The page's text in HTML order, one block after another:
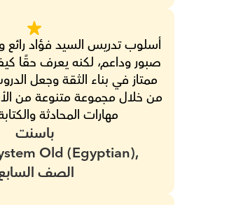
مهارات المحادثة
باسنت
الصف
Old (Egyptian),